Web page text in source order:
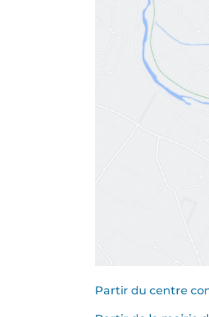
Partir du centre